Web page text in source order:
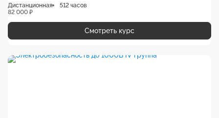
Дистанционная
512 часов
82 000 ₽
Смотреть курс